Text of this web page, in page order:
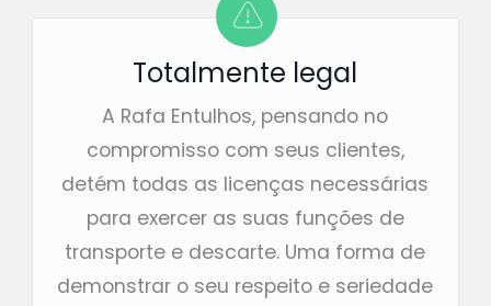
Totalmente legal
A Rafa Entulhos, pensando no
compromisso com seus clientes,
detém todas as licenças necessárias
para exercer as suas funções de
transporte e descarte. Uma forma de
demonstrar o seu respeito e seriedade